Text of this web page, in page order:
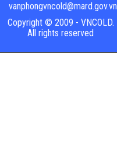
vanphongvncold@mard.gov.vn
Copyright © 2009 - VNCOLD.
All rights reserved